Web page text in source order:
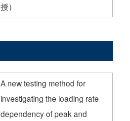
授）
A new testing method for
investigating the loading rate
dependency of peak and